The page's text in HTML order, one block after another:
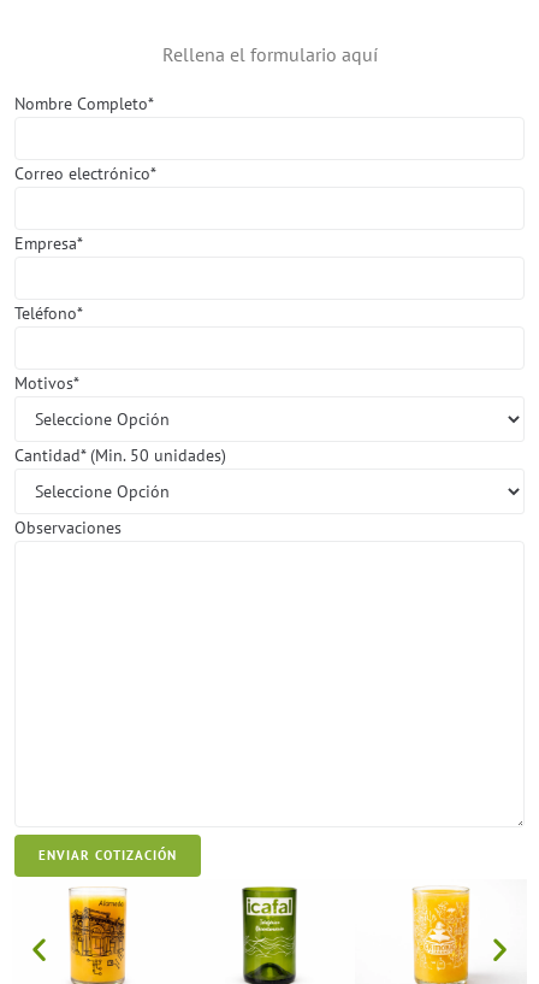
Rellena el formulario aquí
Nombre Completo*
Correo electrónico*
Empresa*
Teléfono*
Motivos*
Cantidad* (Min. 50 unidades)
Observaciones